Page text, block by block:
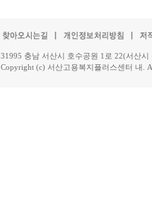
31995 충남 서산시 호수공원 1로 22(서산
Copyright (c) 서산고용복지플러스센터 내.